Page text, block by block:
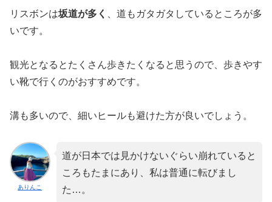
リスボンは坂道が多く
、道もガタガタしているところが多
いです。
観光となるとたくさん歩きたくなると思うので、歩きやす
い靴で行くのがおすすめです。
溝も多いので、細いヒールも避けた方が良いでしょう。
ありんこ
道が日本では見かけないぐらい崩れていると
ころもたまにあり、私は普通に転びまし
た…。